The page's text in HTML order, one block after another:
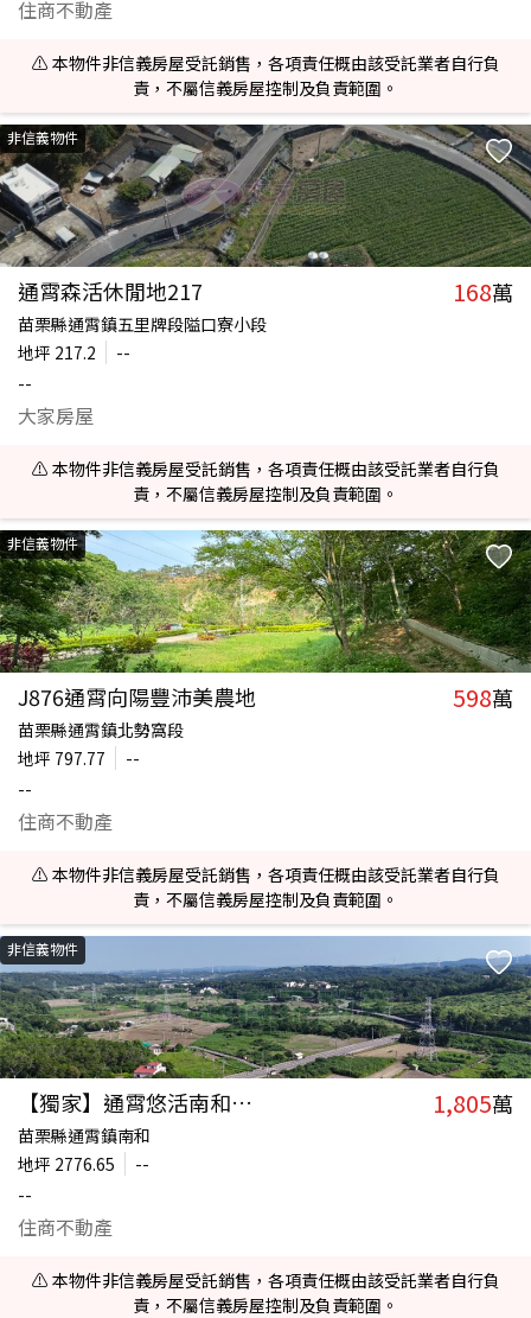
住商不動產
⚠️ 本物件非信義房屋受託銷售，各項責任概由該受託業者自行負
責，不屬信義房屋控制及負責範圍。
非信義物件
通霄森活休閒地217 168萬
苗栗縣通霄鎮五里牌段隘口寮小段
地坪 217.2
--
--
大家房屋
⚠️ 本物件非信義房屋受託銷售，各項責任概由該受託業者自行負
責，不屬信義房屋控制及負責範圍。
非信義物件
J876通霄向陽豐沛美農地 598萬
苗栗縣通霄鎮北勢窩段
地坪 797.77
--
--
住商不動產
⚠️ 本物件非信義房屋受託銷售，各項責任概由該受託業者自行負
責，不屬信義房屋控制及負責範圍。
非信義物件
【獨家】通霄悠活南和農地 1,805萬
苗栗縣通霄鎮南和
地坪 2776.65
--
--
住商不動產
⚠️ 本物件非信義房屋受託銷售，各項責任概由該受託業者自行負
責，不屬信義房屋控制及負責範圍。